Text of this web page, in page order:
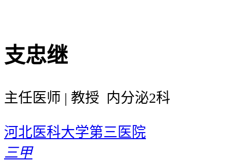
支忠继
主任医师 | 教授 内分泌2科
河北医科大学第三医院
三甲